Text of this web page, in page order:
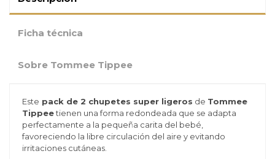
Ficha técnica
Sobre Tommee Tippee
Este pack de 2 chupetes super ligeros de Tommee
Tippeetienen una forma redondeada que se adapta
perfectamente a la pequeña carita del bebé,
favoreciendo la libre circulación del aire y evitando
irritaciones cutáneas.